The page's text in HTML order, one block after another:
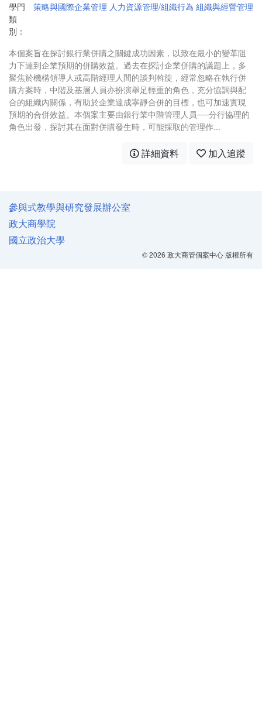
學門
類
別：
策略與國際企業管理 人力資源管理/組織行為 組織與經營管理
本個案旨在探討銀行業併購之關鍵成功因素，以致在最小的變革阻
力下達到企業預期的併購效益。過去在探討企業併購的議題上，多
聚焦於機構領導人或高階經理人間的談判斡旋，經常忽略在執行併
購方案時，中階及基層人員亦扮演舉足輕重的角色，充分協調與配
合的組織內關係，有助於企業達成寧靜合併的目標，也可加速實現
預期的合併效益。本個案主要由銀行業中階管理人員──分行協理的
角色出發，探討其在面對併購發生時，可能採取的管理作...
詳細資料 加入追蹤
參與式教學與研究發展辦公室
政大商學院
國立政治大學
© 2026 政大商管個案中心 版權所有